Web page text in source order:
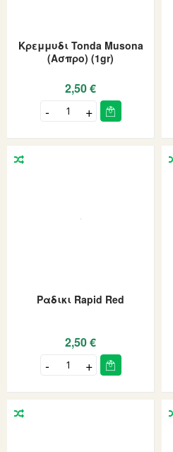
Κρεμμυδι Tonda Musona
(ασπρο) (1gr)
2,50 €
Ραδικι Rapid Red
2,50 €